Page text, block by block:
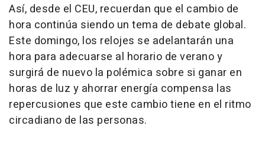
Así, desde el CEU, recuerdan que el cambio de
hora continúa siendo un tema de debate global.
Este domingo, los relojes se adelantarán una
hora para adecuarse al horario de verano y
surgirá de nuevo la polémica sobre si ganar en
horas de luz y ahorrar energía compensa las
repercusiones que este cambio tiene en el ritmo
circadiano de las personas.